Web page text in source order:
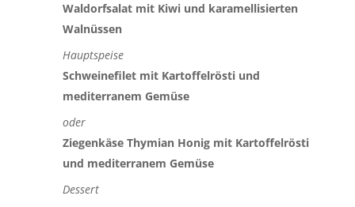
Waldorfsalat mit Kiwi und karamellisierten
Walnüssen
Hauptspeise
Schweinefilet mit Kartoffelrösti und
mediterranem Gemüse
oder
Ziegenkäse Thymian Honig mit Kartoffelrösti
und mediterranem Gemüse
Dessert